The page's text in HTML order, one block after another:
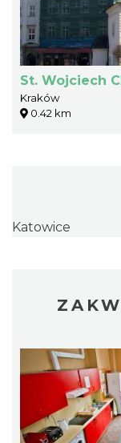
St. Wojciech
Kraków
0.42 km
Katowice